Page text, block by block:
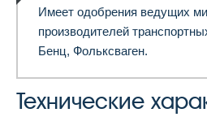
Имеет одобрения ведущих
производителей
Бенц, Фольксваген.
Технические